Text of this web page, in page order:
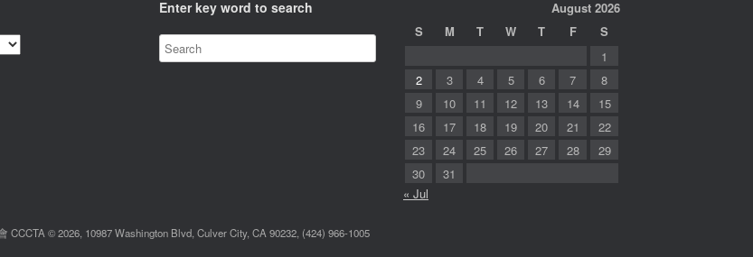
Enter key word to search
August 2026
S
M T W T F
S
1
2
3 4 5 6 7
8
9
10 11 12 13 14
15
16
17 18 19 20 21
22
23
24 25 26 27 28
29
30
31
« Jul
CCCTA © 2026, 10987 Washington Blvd, Culver City, CA 90232, (424) 966-1005